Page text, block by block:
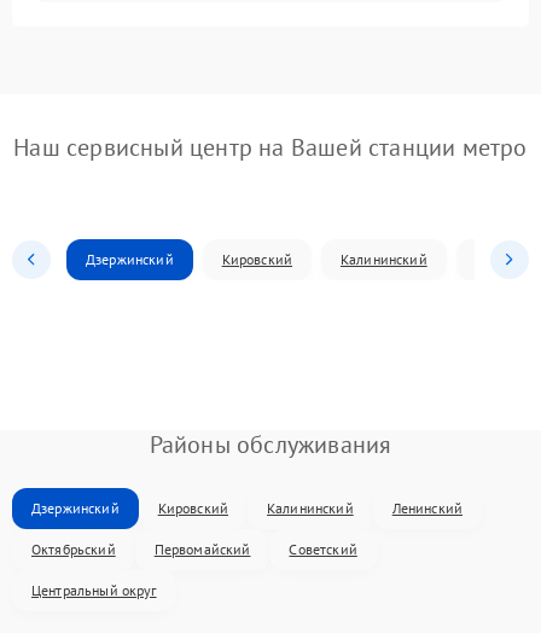
Наш сервисный центр на Вашей станции метро
Дзержинский Кировский Калининский
Районы обслуживания
Дзержинский Кировский Калининский Ленинский
Октябрьский Первомайский Советский
Центральный округ